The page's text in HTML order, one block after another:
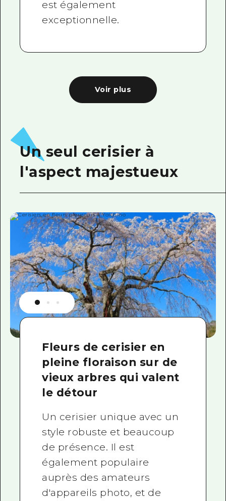
est également
exceptionnelle.
Voir plus
Un seul cerisier à
l'aspect majestueux
Fleurs de cerisier en
pleine floraison sur de
vieux arbres qui valent
le détour
Un cerisier unique avec un
style robuste et beaucoup
de présence. Il est
également populaire
auprès des amateurs
d'appareils photo, et de